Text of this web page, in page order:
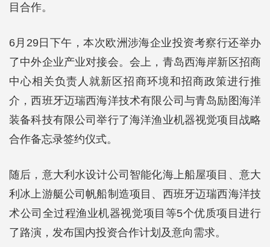
目合作。
6月29日下午，本次欧洲涉海企业投资考察行还举办
了中外企业产业对接会。会上，青岛西海岸新区招商
中心相关负责人就新区招商环境和招商政策进行推
介，西班牙迈瑞西海洋技术有限公司与青岛励图海洋
装备科技有限公司举行了海洋渔业机器视觉项目战略
合作备忘录签约仪式。
随后，意大利水设计公司智能化海上船屋项目、意大
利冰上游艇公司帆船制造项目、西班牙迈瑞西海洋技
术公司全过程渔业机器视觉项目等5个优质项目进行
了路演，发布国内投资合作计划及意向需求。